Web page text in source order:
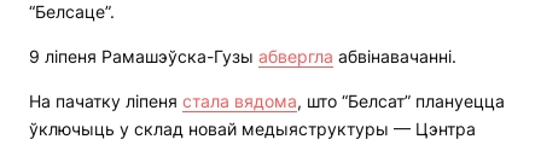
“Белсаце”.
9 ліпеня Рамашэўска-Гузы абвергла абвінавачанні.
На пачатку ліпеня стала вядома, што “Белсат” плануецца
ўключыць у склад новай медыяструктуры — Цэнтра